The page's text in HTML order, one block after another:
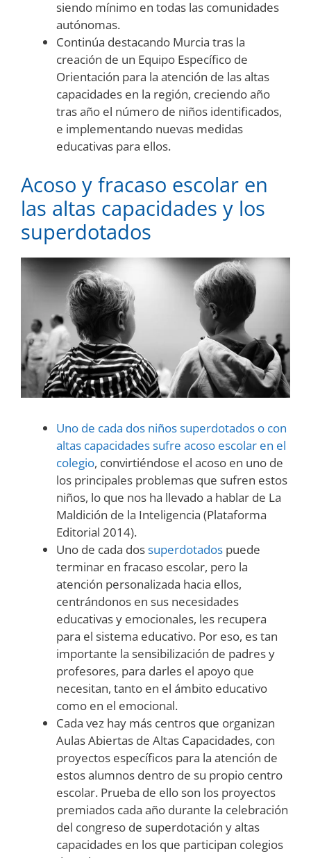
siendo mínimo en todas las comunidades
autónomas.
Continúa destacando Murcia tras la
creación de un Equipo Específico de
Orientación para la atención de las altas
capacidades en la región, creciendo año
tras año el número de niños identificados,
e implementando nuevas medidas
educativas para ellos.
Acoso y fracaso escolar en
las altas capacidades y los
superdotados
Uno de cada dos niños superdotados o con
altas capacidades sufre acoso escolar en el
colegio, convirtiéndose el acoso en uno de
los principales problemas que sufren estos
niños, lo que nos ha llevado a hablar de La
Maldición de la Inteligencia (Plataforma
Editorial 2014).
Uno de cada dossuperdotados puede
terminar en fracaso escolar, pero la
atención personalizada hacia ellos,
centrándonos en sus necesidades
educativas y emocionales, les recupera
para el sistema educativo. Por eso, es tan
importante la sensibilización de padres y
profesores, para darles el apoyo que
necesitan, tanto en el ámbito educativo
como en el emocional.
Cada vez hay más centros que organizan
Aulas Abiertas de Altas Capacidades, con
proyectos específicos para la atención de
estos alumnos dentro de su propio centro
escolar. Prueba de ello son los proyectos
premiados cada año durante la celebración
del congreso de superdotación y altas
capacidades en los que participan colegios